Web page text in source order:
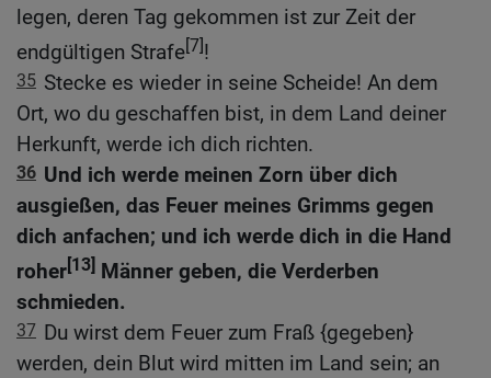
legen, deren Tag gekommen ist zur Zeit der
endgültigen Strafe[7]!
35 Stecke es wieder in seine Scheide! An dem
Ort, wo du geschaffen bist, in dem Land deiner
Herkunft, werde ich dich richten.
36 Und ich werde meinen Zorn über dich
ausgießen, das Feuer meines Grimms gegen
dich anfachen; und ich werde dich in die Hand
roher[13] Männer geben, die Verderben
schmieden.
37 Du wirst dem Feuer zum Fraß {gegeben}
werden, dein Blut wird mitten im Land sein; an